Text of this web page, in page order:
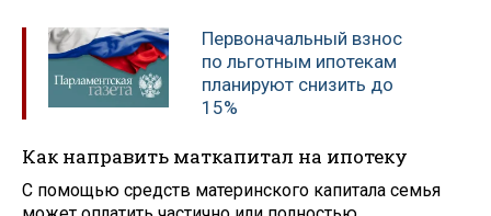
Первоначальный взнос
по льготным ипотекам
планируют снизить до
15%
Как направить маткапитал на ипотеку
С помощью средств материнского капитала семья